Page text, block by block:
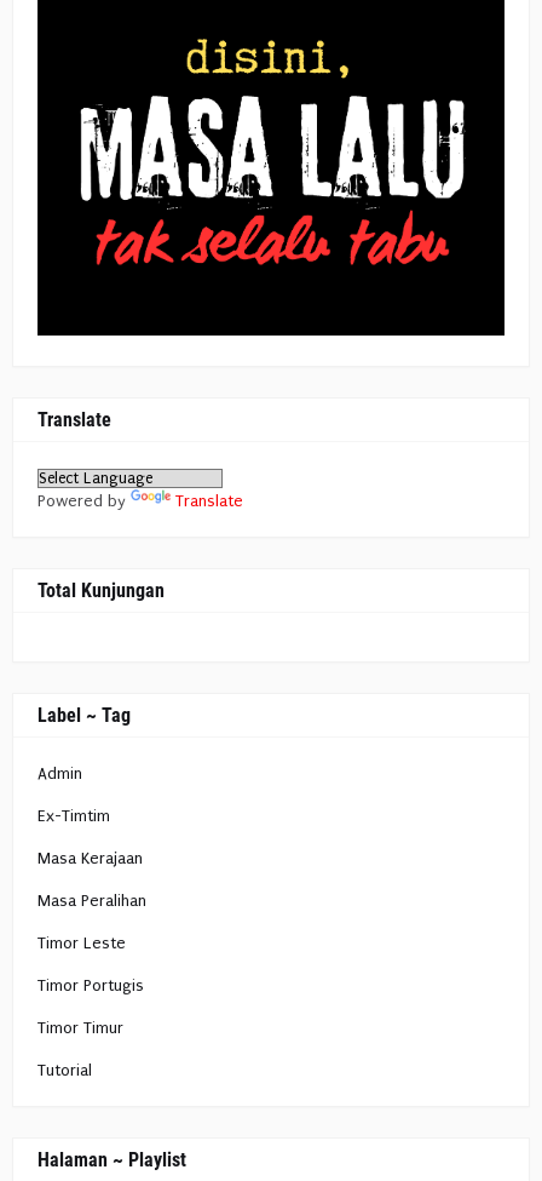
Translate
Powered by Translate
Total Kunjungan
Label ~ Tag
Admin
Ex-Timtim
Masa Kerajaan
Masa Peralihan
Timor Leste
Timor Portugis
Timor Timur
Tutorial
Halaman ~ Playlist